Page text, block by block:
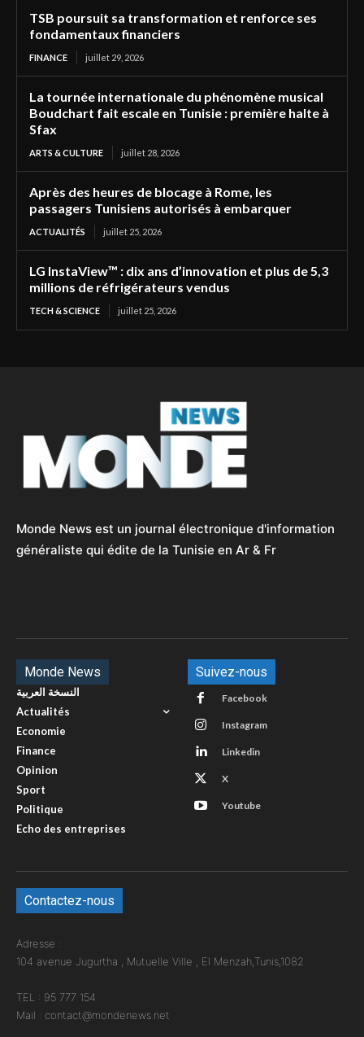
TSB poursuit sa transformation et renforce ses
fondamentaux financiers
FINANCE juillet 29, 2026
La tournée internationale du phénomène musical
Boudchart fait escale en Tunisie : première halte à
Sfax
ARTS & CULTURE juillet 28, 2026
Après des heures de blocage à Rome, les
passagers Tunisiens autorisés à embarquer
ACTUALITÉS juillet 25, 2026
LG InstaView™ : dix ans d’innovation et plus de 5,3
millions de réfrigérateurs vendus
TECH & SCIENCE juillet 25, 2026
Monde News est un journal électronique d'information
généraliste qui édite de la Tunisie en Ar & Fr
Monde News
النسخة العربية
Actualités
Economie
Finance
Opinion
Sport
Politique
Echo des entreprises
Suivez-nous
Facebook
Instagram
Linkedin
X
Youtube
Contactez-nous
Adresse :
104 avenue Jugurtha , Mutuelle Ville , El Menzah,Tunis,1082
TEL : 95 777 154
Mail : contact@mondenews.net